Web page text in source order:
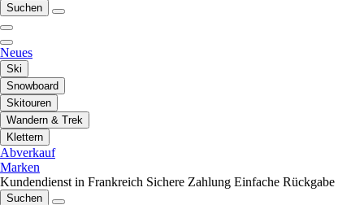
Suchen
Neues
Ski
Snowboard
Skitouren
Wandern & Trek
Klettern
Abverkauf
Marken
Kundendienst in Frankreich Sichere Zahlung Einfache Rückgabe
Suchen